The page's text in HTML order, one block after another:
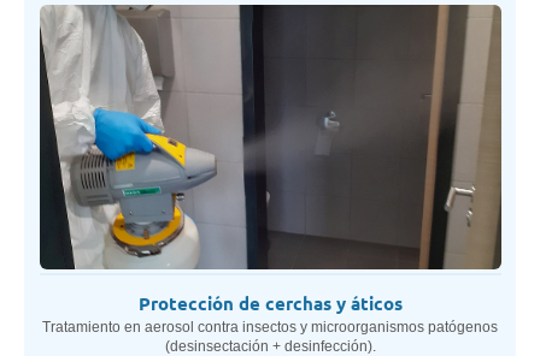
Protección de cerchas y áticos
Tratamiento en aerosol contra insectos y microorganismos patógenos
(desinsectación + desinfección).